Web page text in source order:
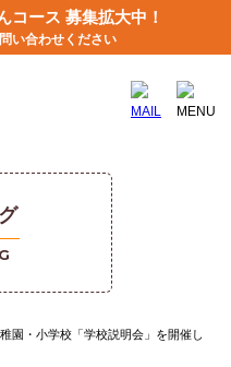
コース 募集拡大中！
い合わせください
園・小学校「学校説明会」を開催し